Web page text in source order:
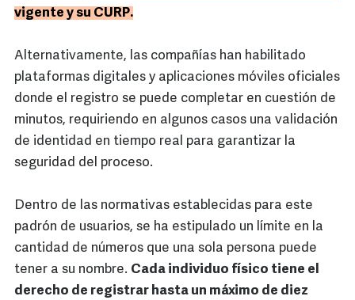
vigente y su CURP.
Alternativamente, las compañías han habilitado
plataformas digitales y aplicaciones móviles oficiales
donde el registro se puede completar en cuestión de
minutos, requiriendo en algunos casos una validación
de identidad en tiempo real para garantizar la
seguridad del proceso.
Dentro de las normativas establecidas para este
padrón de usuarios, se ha estipulado un límite en la
cantidad de números que una sola persona puede
tener a su nombre. Cada individuo físico tiene el
derecho de registrar hasta un máximo de diez